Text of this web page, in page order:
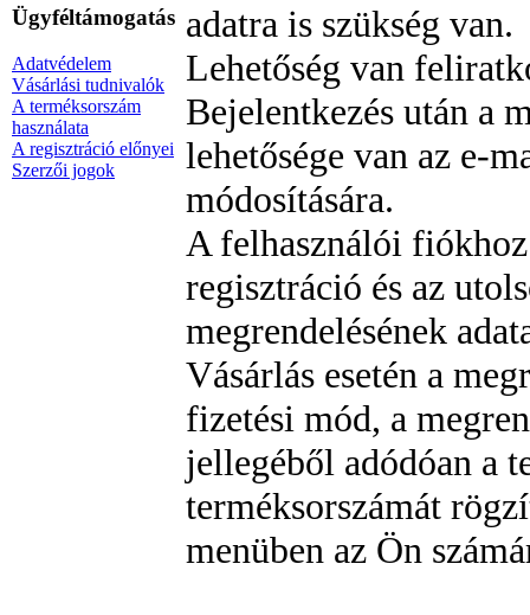
Ügyféltámogatás
Adatvédelem
Vásárlási tudnivalók
A terméksorszám
használata
A regisztráció előnyei
Szerzői jogok
adatra is szükség van.
Lehetőség van
Bejelentkezés után a
lehetősége van az e-
módosítására.
A felhasználói
regisztráció és az
megrendelésének
Vásárlás esetén a
fizetési mód, a
jellegéből adódóan a
terméksorszámát
menüben az Ön